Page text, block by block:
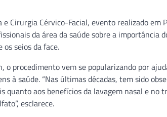
Cirurgia Cérvico-Facial, evento realizado em
da área da saúde sobre a importância
seios da face.
o procedimento vem se popularizando por
à saúde. “Nas últimas décadas, tem sido
quanto aos benefícios da lavagem nasal e no
esclarece.